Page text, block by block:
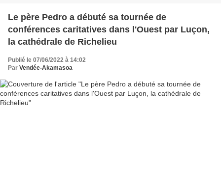
Le père Pedro a débuté sa tournée de
conférences caritatives dans l'Ouest par Luçon,
la cathédrale de Richelieu
Publié le 07/06/2022 à 14:02
Par Vendée-Akamasoa